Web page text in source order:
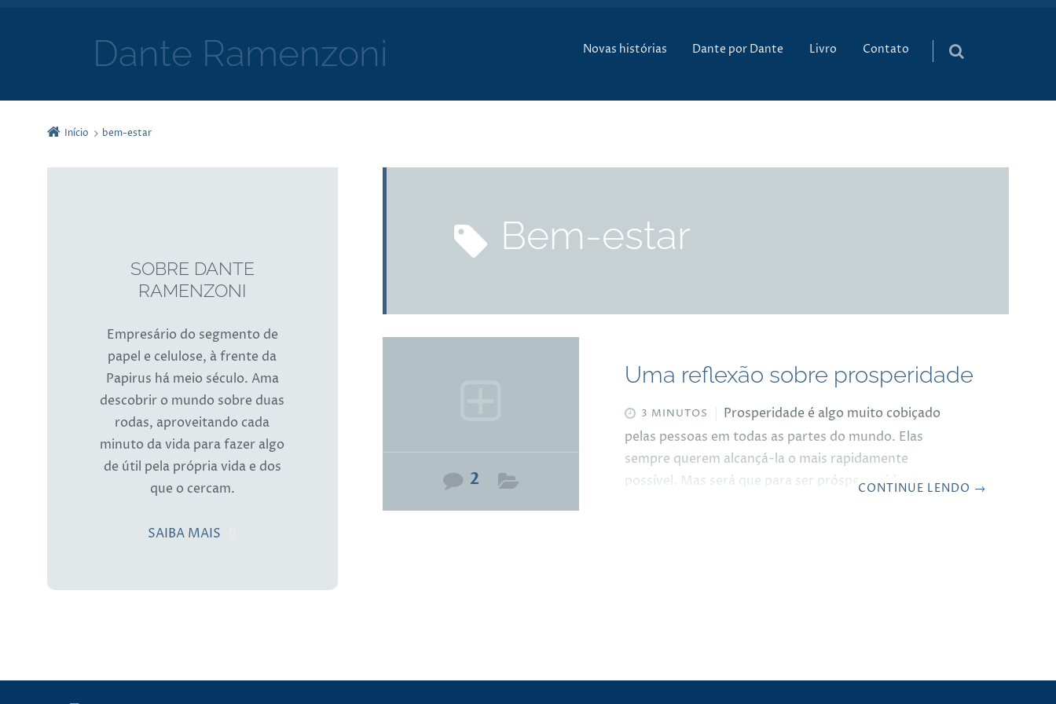
Dante Ramenzoni Pular para o conteúdo
Novas histórias Dante por Dante Livro Contato
Início bem-estar
bem-estar
2
Uma reflexão sobre prosperidade
3 MINUTOS
Prosperidade é algo muito cobiçado
pelas pessoas em todas as partes do mundo. Elas
sempre querem alcançá-la o mais rapidamente
possível. Mas será que para ser próspero só basta
CONTINUE LENDO →
SOBRE DANTE
RAMENZONI
Empresário do segmento de
papel e celulose, à frente da
Papirus há meio século. Ama
descobrir o mundo sobre duas
rodas, aproveitando cada
minuto da vida para fazer algo
de útil pela própria vida e dos
que o cercam.
SAIBA MAIS